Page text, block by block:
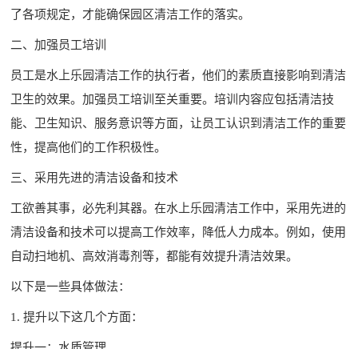
了各项规定，才能确保园区清洁工作的落实。
二、加强员工培训
员工是水上乐园清洁工作的执行者，他们的素质直接影响到清洁
卫生的效果。加强员工培训至关重要。培训内容应包括清洁技
能、卫生知识、服务意识等方面，让员工认识到清洁工作的重要
性，提高他们的工作积极性。
三、采用先进的清洁设备和技术
工欲善其事，必先利其器。在水上乐园清洁工作中，采用先进的
清洁设备和技术可以提高工作效率，降低人力成本。例如，使用
自动扫地机、高效消毒剂等，都能有效提升清洁效果。
以下是一些具体做法：
1. 提升以下这几个方面：